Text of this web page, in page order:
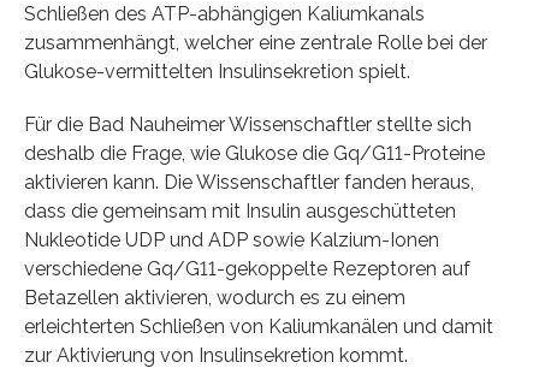
Schließen des ATP-abhängigen Kaliumkanals
zusammenhängt, welcher eine zentrale Rolle bei der
Glukose-vermittelten Insulinsekretion spielt.
Für die Bad Nauheimer Wissenschaftler stellte sich
deshalb die Frage, wie Glukose die Gq/G11-Proteine
aktivieren kann. Die Wissenschaftler fanden heraus,
dass die gemeinsam mit Insulin ausgeschütteten
Nukleotide UDP und ADP sowie Kalzium-Ionen
verschiedene Gq/G11-gekoppelte Rezeptoren auf
Betazellen aktivieren, wodurch es zu einem
erleichterten Schließen von Kaliumkanälen und damit
zur Aktivierung von Insulinsekretion kommt.